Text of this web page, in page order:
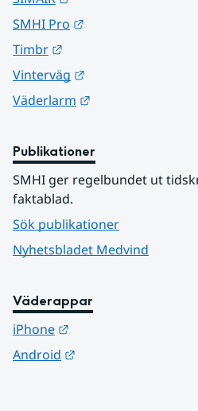
SMHI Pro
Timbr
Vinterväg
Väderlarm
Publikationer
SMHI ger regelbundet ut
faktablad.
Sök publikationer
Nyhetsbladet Medvind
Väderappar
iPhone
Android